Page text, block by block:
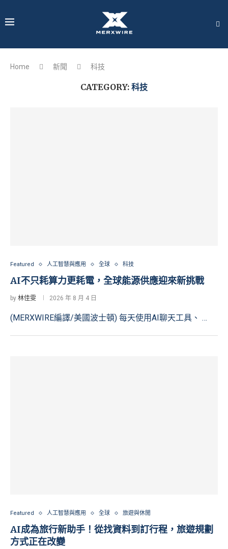
Home 新聞 科技
CATEGORY: 科技
Featured 人工智慧與應用 全球 科技
AI不只耗算力更耗電，全球能源供應迎來新挑戰
by 林佳雯 2026 年 8 月 4 日
(MERXWIRE編譯/美國波士頓) 每天使用AI聊天工具、 …
Featured 人工智慧與應用 全球 旅遊與休閒
AI成為旅行新助手！從找資料到訂行程，旅遊規劃
方式正在改變